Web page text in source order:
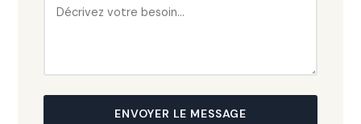
ENVOYER LE MESSAGE